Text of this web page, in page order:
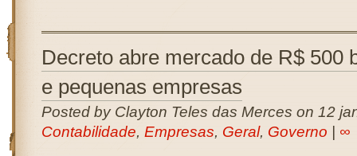
Decreto abre mercado de R$ 500
e pequenas empresas
Posted by Clayton Teles das Merces on 12
Contabilidade, Empresas, Geral, Governo ∞